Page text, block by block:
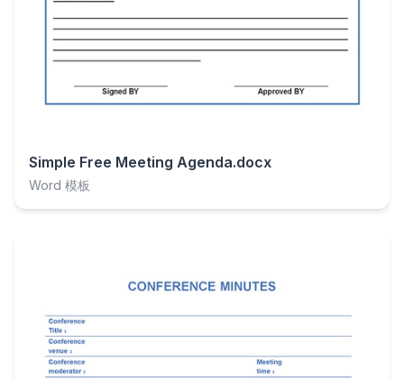
Simple Free Meeting Agenda.docx
Word 模板